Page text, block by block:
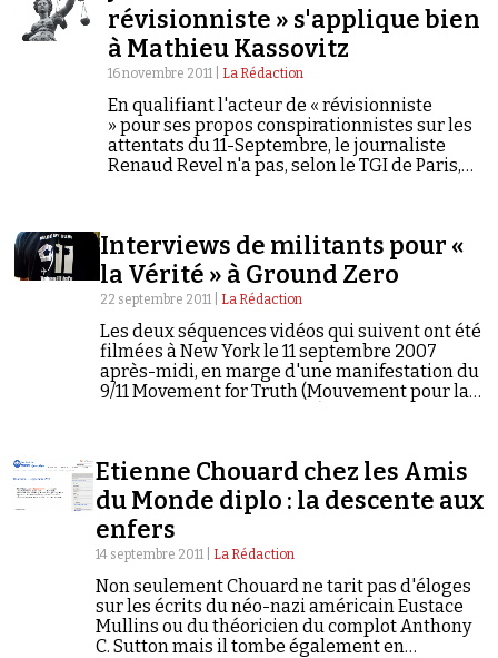
Faire un don
Demander à Vera
Se connecter
révisionniste » s'applique bien
à Mathieu Kassovitz
16 novembre 2011 | La Rédaction
En qualifiant l'acteur de « révisionniste
» pour ses propos conspirationnistes sur les
attentats du 11-Septembre, le journaliste
Renaud Revel n'a pas, selon le TGI de Paris,
Interviews de militants pour «
la Vérité » à Ground Zero
22 septembre 2011 | La Rédaction
Les deux séquences vidéos qui suivent ont été
filmées à New York le 11 septembre 2007
après-midi, en marge d'une manifestation du
9/11 Movement for Truth (Mouvement pour la
Etienne Chouard chez les Amis
du Monde diplo : la descente aux
enfers
14 septembre 2011 | La Rédaction
Non seulement Chouard ne tarit pas d'éloges
sur les écrits du néo-nazi américain Eustace
Mullins ou du théoricien du complot Anthony
C. Sutton mais il tombe également en